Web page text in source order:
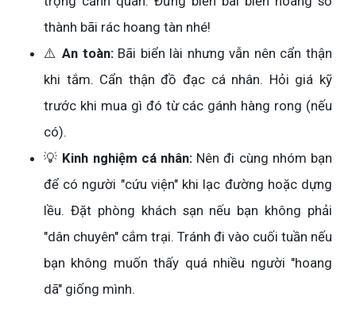
thành bãi rác hoang tàn nhé!
⚠️An toàn:Bãi biển lài nhưng vẫn nên cẩn thận
khi tắm. Cẩn thận đồ đạc cá nhân. Hỏi giá kỹ
trước khi mua gì đó từ các gánh hàng rong (nếu
có).
💡 Kinh nghiệm cá nhân: Nên đi cùng nhóm bạn
để có người "cứu viện" khi lạc đường hoặc dựng
lều. Đặt phòng khách sạn nếu bạn không phải
"dân chuyên" cắm trại. Tránh đi vào cuối tuần nếu
bạn không muốn thấy quá nhiều người "hoang
dã" giống mình.